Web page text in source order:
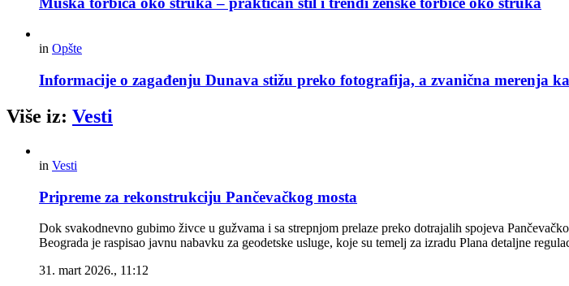
in Opšte
Informacije o zagađenju Dunava stižu preko fotografija, a zvanična merenja
Više iz: Vesti
in Vesti
Pripreme za rekonstrukciju Pančevačkog mosta
Dok svakodnevno gubimo živce u gužvama i sa strepnjom prelaze preko dotrajalih spojeva
Beograda je raspisao javnu nabavku za geodetske usluge, koje su temelj za izradu Plana detaljne
31. mart 2026., 11:12